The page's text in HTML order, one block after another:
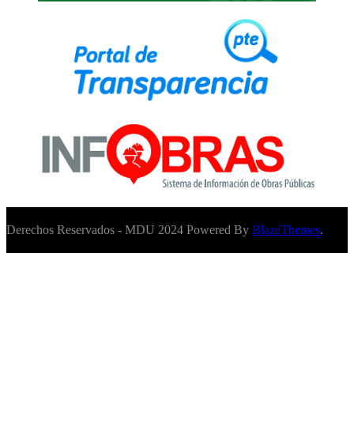
Derechos Reservados - MDU 2024 Powered By BlazeThemes.